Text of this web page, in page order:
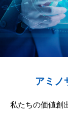
アミノ
私たちの価値創